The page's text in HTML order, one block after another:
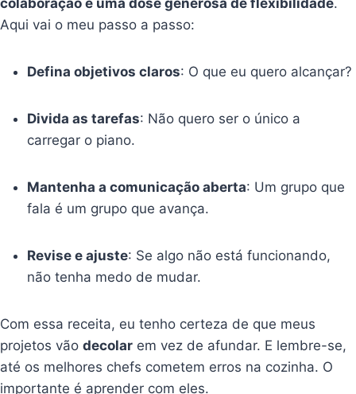
colaboração e uma dose generosa de flexibilidade.
Aqui vai o meu passo a passo:
Defina objetivos claros: O que eu quero alcançar?
Divida as tarefas: Não quero ser o único a
carregar o piano.
Mantenha a comunicação aberta: Um grupo que
fala é um grupo que avança.
Revise e ajuste: Se algo não está funcionando,
não tenha medo de mudar.
Com essa receita, eu tenho certeza de que meus
projetos vãodecolar em vez de afundar. E lembre-se,
até os melhores chefs cometem erros na cozinha. O
importante é aprender com eles.